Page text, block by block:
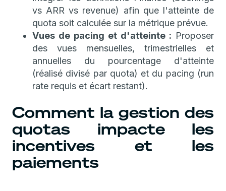
vs ARR vs revenue) afin que l'atteinte de
quota soit calculée sur la métrique prévue.
Vues de pacing et d'atteinte : Proposer
des vues mensuelles, trimestrielles et
annuelles du pourcentage d'atteinte
(réalisé divisé par quota) et du pacing (run
rate requis et écart restant).
Comment la gestion des
quotas impacte les
incentives et les
paiements